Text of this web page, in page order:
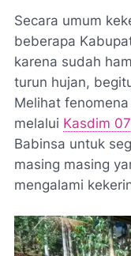
Secara umum
beberapa
karena sudah
turun hujan,
Melihat
melalui Kasdim
Babinsa untuk
masing masing
mengalami